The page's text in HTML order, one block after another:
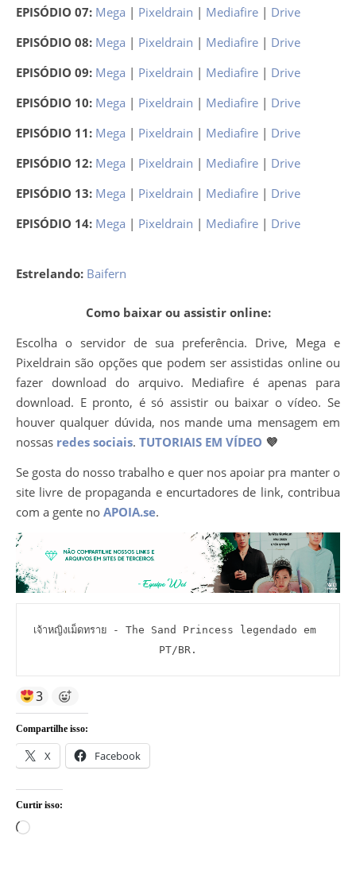
EPISÓDIO 07: Mega | Pixeldrain | Mediafire | Drive
EPISÓDIO 08: Mega | Pixeldrain | Mediafire | Drive
EPISÓDIO 09: Mega | Pixeldrain | Mediafire | Drive
EPISÓDIO 10: Mega | Pixeldrain | Mediafire | Drive
EPISÓDIO 11: Mega | Pixeldrain | Mediafire | Drive
EPISÓDIO 12: Mega | Pixeldrain | Mediafire | Drive
EPISÓDIO 13: Mega | Pixeldrain | Mediafire | Drive
EPISÓDIO 14: Mega | Pixeldrain | Mediafire | Drive
Estrelando: Baifern
Como baixar ou assistir online:
Escolha o servidor de sua preferência. Drive, Mega e
Pixeldrain são opções que podem ser assistidas online ou
fazer download do arquivo. Mediafire é apenas para
download. E pronto, é só assistir ou baixar o vídeo. Se
houver qualquer dúvida, nos mande uma mensagem em
nossas redes sociais. TUTORIAIS EM VÍDEO 💜
Se gosta do nosso trabalho e quer nos apoiar pra manter o
site livre de propaganda e encurtadores de link, contribua
com a gente no APOIA.se.
เจ้าหญิงเม็ดทราย - The Sand Princess legendado em
PT/BR.
3
Compartilhe isso:
X Facebook
Curtir isso:
Carregando...